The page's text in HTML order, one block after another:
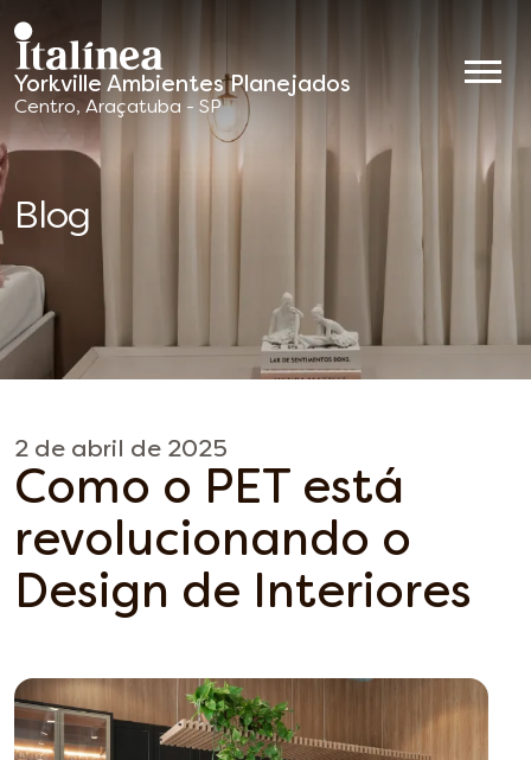
Yorkville Ambientes Planejados
Móveis
Planejados
Centro, Araçatuba - SP
Blog
2 de abril de 2025
Como o PET está
revolucionando o
Design de Interiores